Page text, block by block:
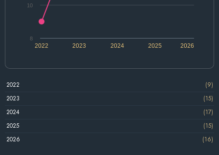
2022 2024 2026
2023 2025
8
10
2022
(9)
2023
(15)
2024
(17)
2025
(15)
2026
(16)